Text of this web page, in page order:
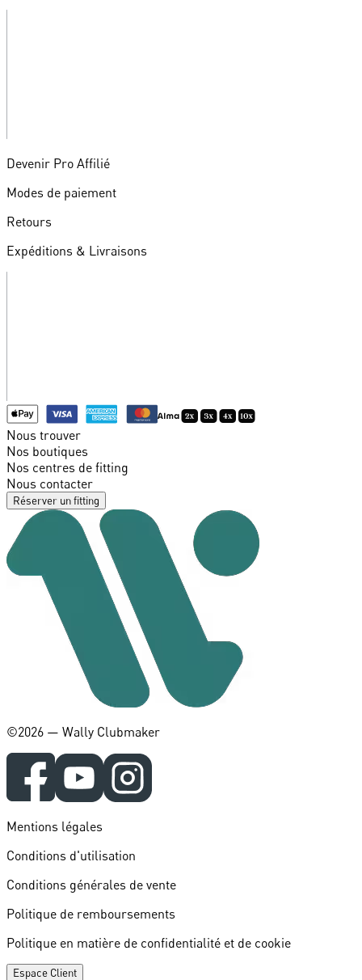
Devenir Pro Affilié
Modes de paiement
Retours
Expéditions & Livraisons
Nous trouver
Nos boutiques
Nos centres de fitting
Nous contacter
Réserver un fitting
©️2026 — Wally Clubmaker
Mentions légales
Conditions d'utilisation
Conditions générales de vente
Politique de remboursements
Politique en matière de confidentialité et de cookie
Espace Client